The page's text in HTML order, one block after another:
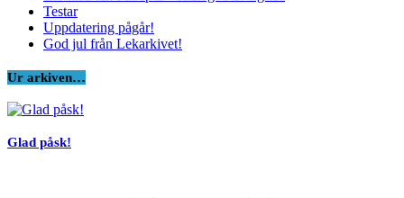
Testar
Uppdatering pågår!
God jul från Lekarkivet!
Ur arkiven…
Glad påsk!